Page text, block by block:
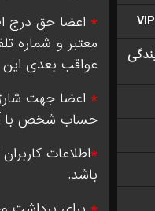
* اعضا حق درج
معتبر و شماره
عواقب بعدی
* اعضا جهت
حساب شخص با
*اطلاعات
باشد.